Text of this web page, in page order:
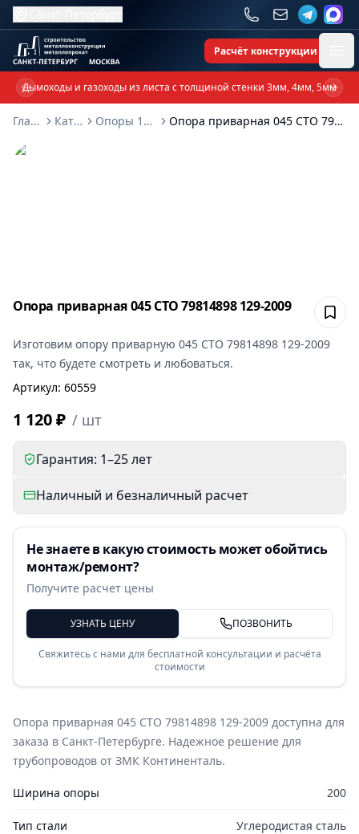
Расчёт конструкции
Дымоходы и газоходы из листа с толщиной стенки 3мм, 4мм, 5мм
Previous slide
Главная
Каталог Опоры 129-2009 Опора приварная 045 СТО 79814898 129-2009
Опора приварная 045 СТО 79814898 129-2009
Изготовим опору приварную 045 СТО 79814898 129-2009
так, что будете смотреть и любоваться.
Артикул: 60559
1 120 ₽ / шт
Гарантия: 1–25 лет
Наличный и безналичный расчет
Не знаете в какую стоимость может обойтись
монтаж/ремонт?
Получите расчет цены
УЗНАТЬ ЦЕНУ ПОЗВОНИТЬ
Свяжитесь с нами для бесплатной консультации и расчёта
стоимости
Опора приварная 045 СТО 79814898 129-2009 доступна для
заказа в Санкт-Петербурге. Надежное решение для
трубопроводов от ЗМК Континенталь.
Ширина опоры 200
Тип стали Углеродистая сталь